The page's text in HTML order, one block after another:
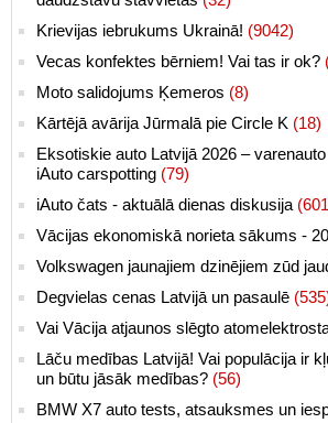
Krievijas iebrukums Ukrainā! (9042)
Vecas konfektes bērniem! Vai tas ir ok?
Moto salidojums Ķemeros (8)
Kārtējā avārija Jūrmalā pie Circle K (18)
Eksotiskie auto Latvijā 2026 –
iAuto carspotting (79)
iAuto čats - aktuālā dienas diskusija
Vācijas ekonomiskā norieta sākums -
Volkswagen jaunajiem dzinējiem zūd
Degvielas cenas Latvijā un pasaulē
Vai Vācija atjaunos slēgto
Lāču medības Latvijā! Vai populācija ir
un būtu jāsāk medības? (56)
BMW X7 auto tests, atsauksmes un